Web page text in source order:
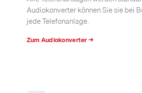
Audiokonverter können Sie sie bei
jede Telefonanlage.
Zum Audiokonverter →